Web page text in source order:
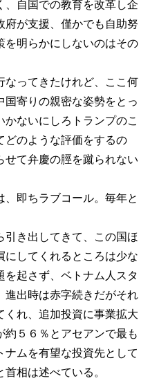
、自国での教育を改革し企
府が支援、僅かでも自助努
を明らかにしないのはその
なってきたけれど、ここ何
寄りの親密な姿勢をとっ
ないにしろトランプのこ
どのような評価をするの
せて弁慶の脛を蹴られない
、即ちラブコール。毎年と
引き出してきて、この国ほ
にしてくれるところは少な
を起さず、ベトナム人スタ
進出時は赤字続きだがそれ
くれ、追加投資に事業拡大
約５６％とアセアンで最も
ナムを有望な投資先として
相は述べている。